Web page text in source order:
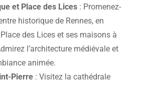
et Place des Lices : Promenez-
historique de Rennes, en
des Lices et ses maisons à
l’architecture médiévale et
animée.
Pierre : Visitez la cathédrale